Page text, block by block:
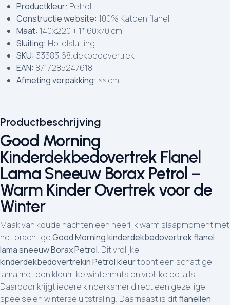
Productbeschrijving
Good Morning
Kinderdekbedovertrek Flanel
Lama Sneeuw Borax Petrol –
Warm Kinder Overtrek voor de
Winter
Maak van koude nachten een heerlijk warm slaapmoment met
het prachtigeGood Morning kinderdekbedovertrek flanel
lama sneeuw Borax Petrol. Dit vrolijke
kinderdekbedovertrekin Petrol kleurtoont een schattige
lama met een kleurrijke wintermuts en vrolijke details.
Daardoor krijgt iedere kinderkamer direct een gezellige,
speelse en winterse uitstraling. Daarnaast is ditflanellen
Productkleur: Petrol
Constructie website: 100% Katoen flanel
Maat: 140x220 + 1* 60x70 cm
Sluiting: Hotelsluiting
SKU: 33383.68.dekbedovertrek
EAN: 8717285247618
Afmeting verpakking: ×× cm